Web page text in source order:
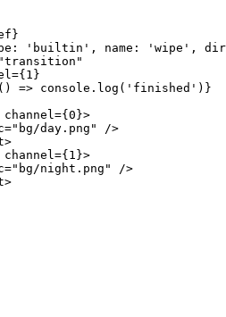
}
' builtin ' , name: ' wipe ' ,
"transition "
={ 1 }
() => console . log ( ' finished ' ) }
channel={ 0 }>
=" bg/day.png "
/>
>
channel={ 1 }>
=" bg/night.png "
/>
>